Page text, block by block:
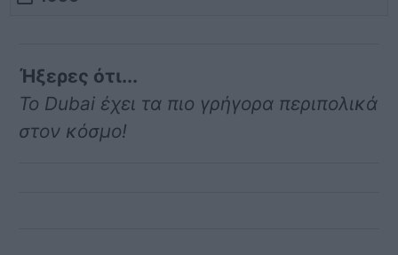
Ήξερες ότι...
Το Dubai έχει τα πιο γρήγορα περιπολικά
στον κόσμο!